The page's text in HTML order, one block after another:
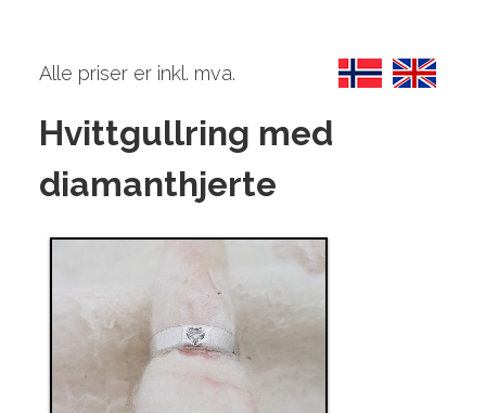
Alle priser er inkl. mva.
Hvittgullring med
diamanthjerte